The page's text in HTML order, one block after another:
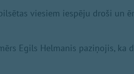
viesiem iespēju droši un
Egils Helmanis paziņojis, ka